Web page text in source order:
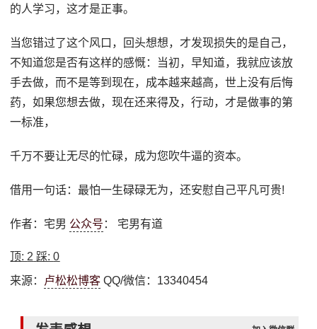
的人学习，这才是正事。
当您错过了这个风口，回头想想，才发现损失的是自己，
不知道您是否有这样的感慨：当初，早知道，我就应该放
手去做，而不是等到现在，成本越来越高，世上没有后悔
药，如果您想去做，现在还来得及，行动，才是做事的第
一标准，
千万不要让无尽的忙碌，成为您吹牛逼的资本。
借用一句话：最怕一生碌碌无为，还安慰自己平凡可贵!
作者：宅男 公众号 ： 宅男有道
顶: 2 踩:0
来源： 卢松松博客 QQ/微信：13340454